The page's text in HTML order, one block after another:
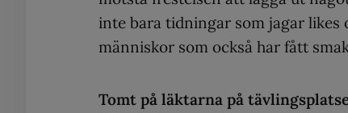
inte bara tidningar som jagar likes
människor som också har fått
Tomt på läktarna på